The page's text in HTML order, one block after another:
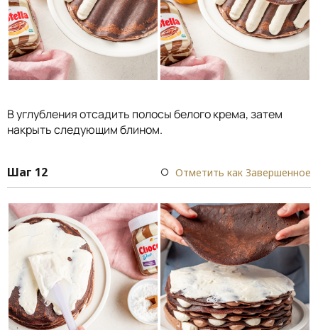
В углубления отсадить полосы белого крема, затем
накрыть следующим блином.
Шаг 12 Отметить как Завершенное